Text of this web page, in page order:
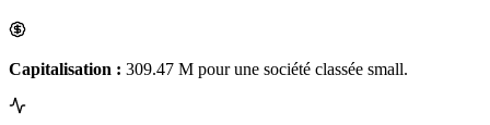
Capitalisation : 309.47 M pour une société classée small.